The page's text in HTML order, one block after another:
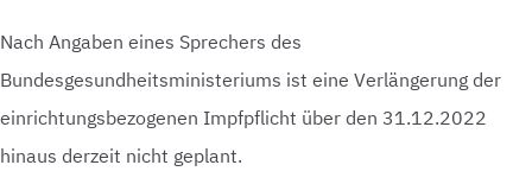
Nach Angaben eines Sprechers des
Bundesgesundheitsministeriums ist eine Verlängerung der
einrichtungsbezogenen Impfpflicht über den 31.12.2022
hinaus derzeit nicht geplant.